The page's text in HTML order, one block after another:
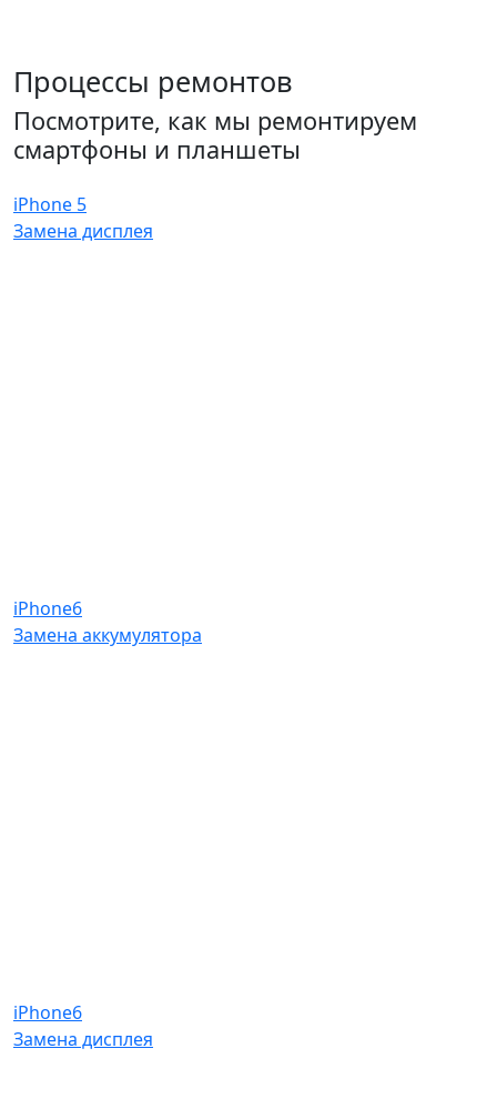
Процессы ремонтов
Посмотрите, как мы ремонтируем
смартфоны и планшеты
iPhone 5
Замена дисплея
iPhone6
Замена аккумулятора
iPhone6
Замена дисплея